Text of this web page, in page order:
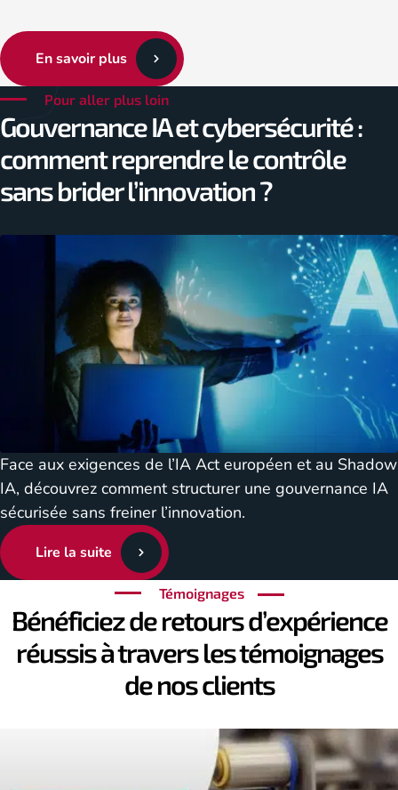
En savoir plus
Pour aller plus loin
Gouvernance IA et cybersécurité :
comment reprendre le contrôle
sans brider l’innovation ?
Face aux exigences de l’IA Act européen et au Shadow
IA, découvrez comment structurer une gouvernance IA
sécurisée sans freiner l’innovation.
Lire la suite
Témoignages
Bénéficiez de retours d’expérience
réussis à travers les témoignages
de nos clients